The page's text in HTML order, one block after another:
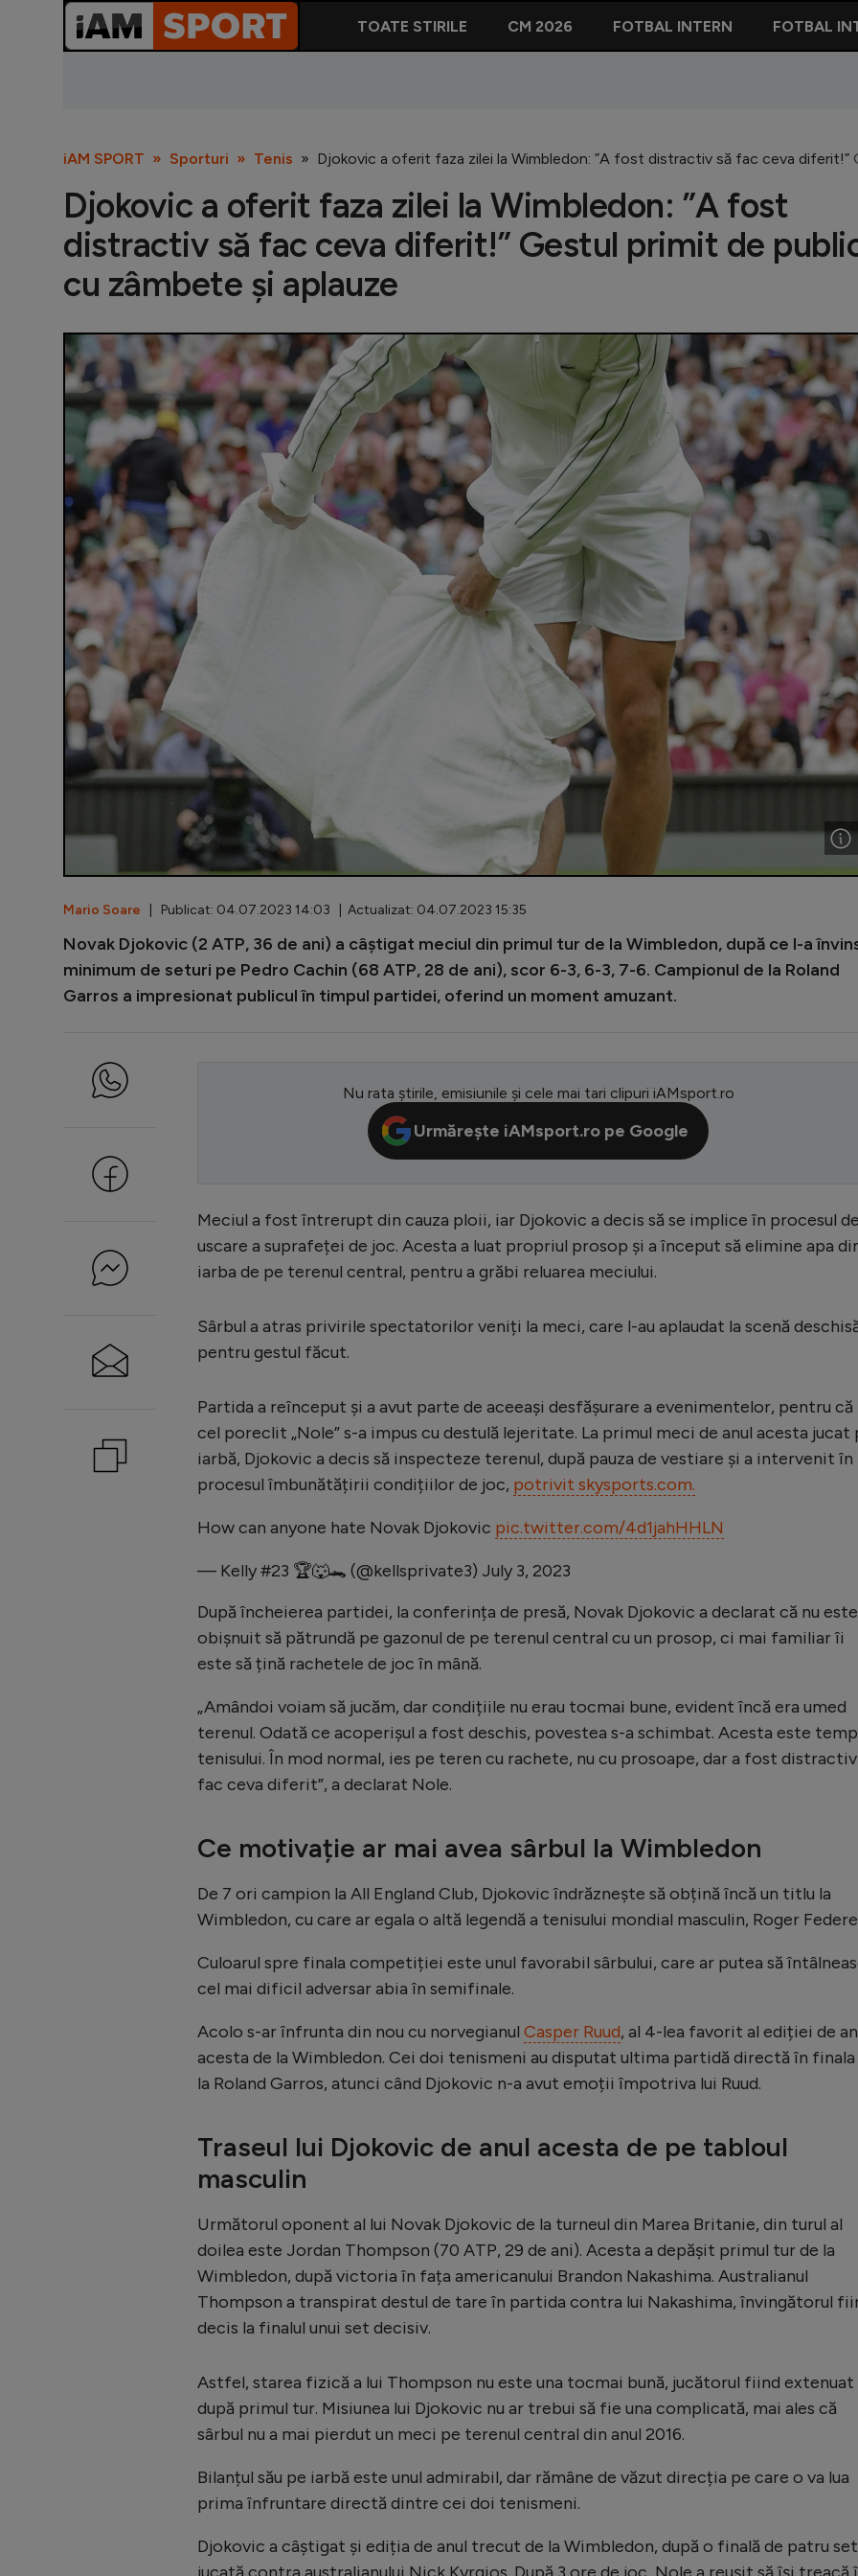
TOATE STIRILE CM 2026 FOTBAL INTERN FOTBAL
iAM SPORT Sporturi Tenis Djokovic a oferit faza zilei la Wimbledon: ”A fost distractiv să fac ceva diferit!”
Djokovic a oferit faza zilei la Wimbledon: ”A fost
distractiv să fac ceva diferit!” Gestul primit de
cu zâmbete și aplauze
Mario Soare | Publicat: 04.07.2023 14:03 | Actualizat: 04.07.2023 15:35
Novak Djokovic (2 ATP, 36 de ani) a câștigat meciul din primul tur de la Wimbledon, după ce l-a
minimum de seturi pe Pedro Cachin (68 ATP, 28 de ani), scor 6-3, 6-3, 7-6. Campionul de la Roland
Garros a impresionat publicul în timpul partidei, oferind un moment amuzant.
Nu rata știrile, emisiunile și cele mai tari clipuri iAMsport.ro
Urmărește iAMsport.ro pe Google
Meciul a fost întrerupt din cauza ploii, iar Djokovic a decis să se implice în procesul de
uscare a suprafeței de joc. Acesta a luat propriul prosop și a început să elimine apa
iarba de pe terenul central, pentru a grăbi reluarea meciului.
Sârbul a atras privirile spectatorilor veniți la meci, care l-au aplaudat la scenă
pentru gestul făcut.
Partida a reînceput și a avut parte de aceeași desfășurare a evenimentelor, pentru că
cel poreclit „Nole” s-a impus cu destulă lejeritate. La primul meci de anul acesta jucat
iarbă, Djokovic a decis să inspecteze terenul, după pauza de vestiare și a intervenit în
procesul îmbunătățirii condițiilor de joc, potrivit skysports.com.
How can anyone hate Novak Djokovic pic.twitter.com/4d1jahHHLN
— Kelly #23 🏆🐺🐊 (@kellsprivate3) July 3, 2023
După încheierea partidei, la conferința de presă, Novak Djokovic a declarat că nu este
obișnuit să pătrundă pe gazonul de pe terenul central cu un prosop, ci mai familiar îi
este să țină rachetele de joc în mână.
„Amândoi voiam să jucăm, dar condițiile nu erau tocmai bune, evident încă era umed
terenul. Odată ce acoperișul a fost deschis, povestea s-a schimbat. Acesta este
tenisului. În mod normal, ies pe teren cu rachete, nu cu prosoape, dar a fost distractiv
fac ceva diferit”, a declarat Nole.
Ce motivație ar mai avea sârbul la Wimbledon
De 7 ori campion la All England Club, Djokovic îndrăznește să obțină încă un titlu la
Wimbledon, cu care ar egala o altă legendă a tenisului mondial masculin, Roger
Culoarul spre finala competiției este unul favorabil sârbului, care ar putea să
cel mai dificil adversar abia în semifinale.
Acolo s-ar înfrunta din nou cu norvegianul Casper Ruud, al 4-lea favorit al ediției de
acesta de la Wimbledon. Cei doi tenismeni au disputat ultima partidă directă în finala
la Roland Garros, atunci când Djokovic n-a avut emoții împotriva lui Ruud.
Traseul lui Djokovic de anul acesta de pe tabloul
masculin
Următorul oponent al lui Novak Djokovic de la turneul din Marea Britanie, din turul al
doilea este Jordan Thompson (70 ATP, 29 de ani). Acesta a depășit primul tur de la
Wimbledon, după victoria în fața americanului Brandon Nakashima. Australianul
Thompson a transpirat destul de tare în partida contra lui Nakashima, învingătorul
decis la finalul unui set decisiv.
Astfel, starea fizică a lui Thompson nu este una tocmai bună, jucătorul fiind extenuat
după primul tur. Misiunea lui Djokovic nu ar trebui să fie una complicată, mai ales că
sârbul nu a mai pierdut un meci pe terenul central din anul 2016.
Bilanțul său pe iarbă este unul admirabil, dar rămâne de văzut direcția pe care o va lua
prima înfruntare directă dintre cei doi tenismeni.
Djokovic a câștigat și ediția de anul trecut de la Wimbledon, după o finală de patru